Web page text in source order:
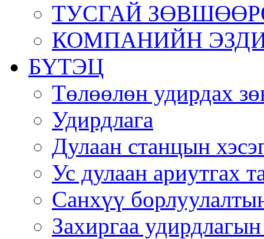
ТУСГАЙ
КОМПАНИЙН
БҮТЭЦ
Төлөөлөн удирдах
Удирдлага
Дулаан станцын
Ус дулаан ариутгах
Санхүү
Захиргаа удирдлагын